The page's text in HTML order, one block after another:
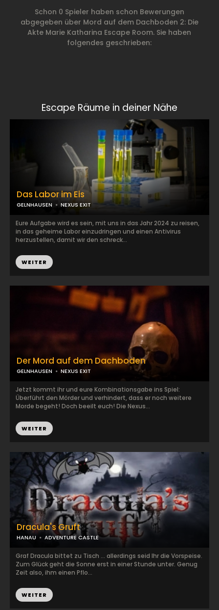
Schon 0 Spieler haben schon Bewerungen
abgegeben über Mord auf dem Dachboden 2: Die
Akte Marie Katharina Escape Room. Sie haben
folgendes geschrieben:
Escape Räume in deiner Nähe
Der Mord auf dem Dachboden
GELNHAUSEN NEXUS EXIT
Jetzt kommt ihr und eure Kombinationsgabe ins Spiel:
Überführt den Mörder und verhindert, dass er noch weitere
Morde begeht! Doch beeilt euch! Die Nexus...
WEITER
Das Labor im Eis
GELNHAUSEN NEXUS EXIT
Eure Aufgabe wird es sein, mit uns in das Jahr 2024 zu reisen,
in das geheime Labor einzudringen und einen Antivirus
herzustellen, damit wir den schreck...
WEITER
Dracula's Gruft
HANAU ADVENTURE CASTLE
Graf Dracula bittet zu Tisch ... allerdings seid Ihr die Vorspeise.
Zum Glück geht die Sonne erst in einer Stunde unter. Genug
Zeit also, ihm einen Pflo...
WEITER